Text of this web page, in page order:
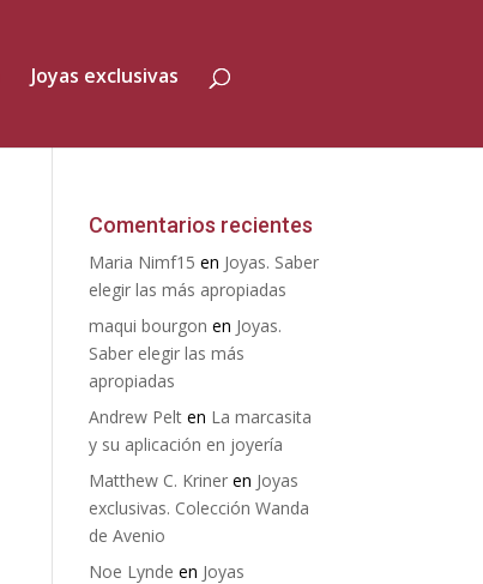
Joyas exclusivas
Comentarios recientes
Maria Nimf15 en Joyas. Saber
elegir las más apropiadas
maqui bourgon en Joyas.
Saber elegir las más
apropiadas
Andrew Pelt en La marcasita
y su aplicación en joyería
Matthew C. Kriner en Joyas
exclusivas. Colección Wanda
de Avenio
Noe Lynde en Joyas